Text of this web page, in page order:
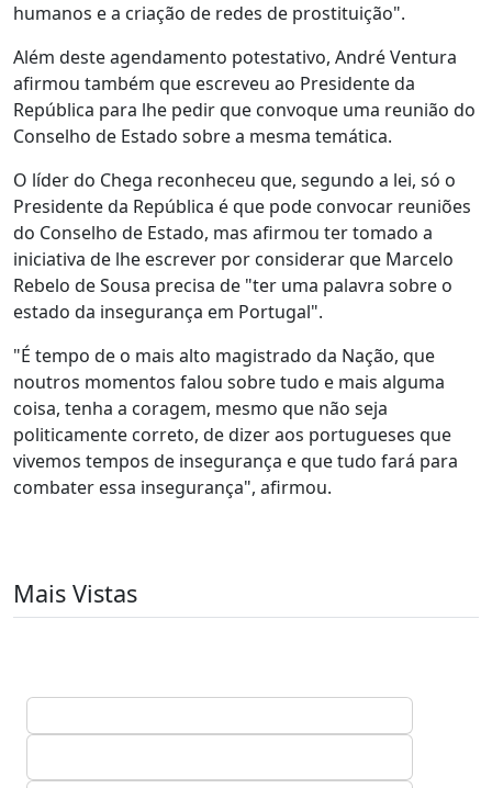
humanos e a criação de redes de prostituição".
Além deste agendamento potestativo, André Ventura
afirmou também que escreveu ao Presidente da
República para lhe pedir que convoque uma reunião do
Conselho de Estado sobre a mesma temática.
O líder do Chega reconheceu que, segundo a lei, só o
Presidente da República é que pode convocar reuniões
do Conselho de Estado, mas afirmou ter tomado a
iniciativa de lhe escrever por considerar que Marcelo
Rebelo de Sousa precisa de "ter uma palavra sobre o
estado da insegurança em Portugal".
"É tempo de o mais alto magistrado da Nação, que
noutros momentos falou sobre tudo e mais alguma
coisa, tenha a coragem, mesmo que não seja
politicamente correto, de dizer aos portugueses que
vivemos tempos de insegurança e que tudo fará para
combater essa insegurança", afirmou.
Mais Vistas